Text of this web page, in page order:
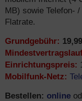
MB) sowie Telefon- /
Flatrate.
Grundgebühr:
Einrichtungspreis:
Mobilfunk-Netz:
Bestellen: online